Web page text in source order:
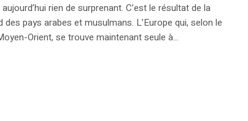
rien de surprenant. C’est le résultat de la
des pays arabes et musulmans. L’Europe qui, selon le
Orient, se trouve maintenant seule à...